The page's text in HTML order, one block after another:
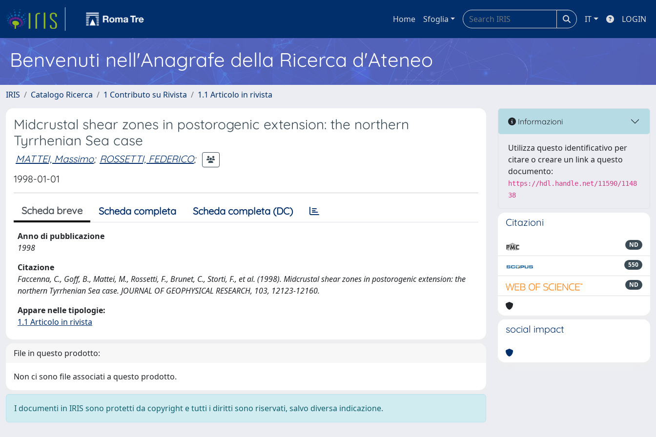
Home Sfoglia IT LOGIN
Benvenuti nell'Anagrafe della Ricerca d'Ateneo
IRIS Catalogo Ricerca 1 Contributo su Rivista 1.1 Articolo in rivista
Midcrustal shear zones in postorogenic extension: the northern
Tyrrhenian Sea case
MATTEI, Massimo; ROSSETTI, FEDERICO;
1998-01-01
Scheda breve Scheda completa Scheda completa (DC)
Anno di pubblicazione
1998
Citazione
Faccenna, C., Goff, B., Mattei, M., Rossetti, F., Brunet, C., Storti, F., et al. (1998). Midcrustal shear zones in postorogenic extension: the
northern Tyrrhenian Sea case. JOURNAL OF GEOPHYSICAL RESEARCH, 103, 12123-12160.
Appare nelle tipologie:
1.1 Articolo in rivista
File in questo prodotto:
Non ci sono file associati a questo prodotto.
I documenti in IRIS sono protetti da copyright e tutti i diritti sono riservati, salvo diversa indicazione.
Informazioni
Utilizza questo identificativo per
citare o creare un link a questo
documento:
https://hdl.handle.net/11590/1148
38
Citazioni
ND
550
ND
social impact